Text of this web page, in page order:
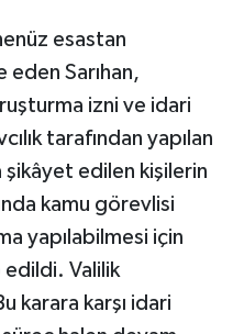
esastan
Sarıhan,
izni ve idari
tarafından yapılan
edilen kişilerin
kamu görevlisi
yapılabilmesi için
edildi. Valilik
karara karşı idari